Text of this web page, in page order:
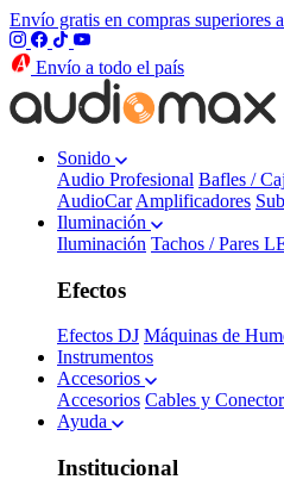
Envío gratis en compras superiores a
Envío a todo el país
Sonido
Audio Profesional Bafles /
AudioCar Amplificadores
Iluminación
Iluminación Tachos / Pares
Efectos
Efectos DJ Máquinas de
Instrumentos
Accesorios
Accesorios Cables y
Ayuda
Institucional